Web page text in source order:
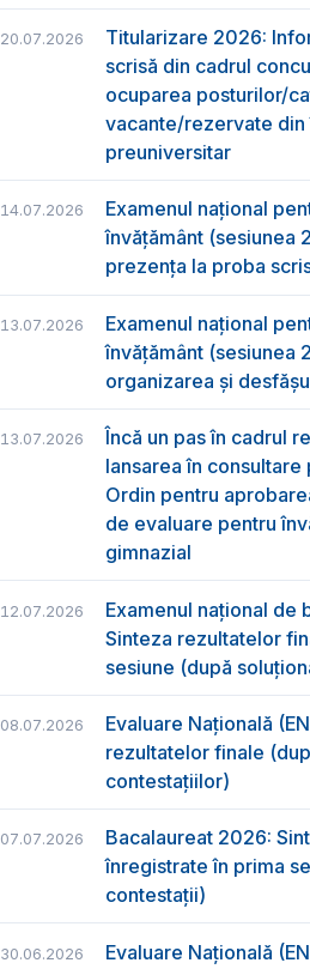
20.07.2026
Titularizare 2026:
scrisă din cadrul
ocuparea posturilor/
vacante/rezervate din
preuniversitar
14.07.2026
Examenul național
învățământ (sesiunea
prezența la proba
13.07.2026
Examenul național
învățământ (sesiunea
organizarea și
13.07.2026
Încă un pas în cadrul
lansarea în
Ordin pentru
de evaluare pentru
gimnazial
12.07.2026
Examenul național de
Sinteza rezultatelor
sesiune (după
08.07.2026
Evaluare Națională
rezultatelor finale
contestațiilor)
07.07.2026
Bacalaureat 2026:
înregistrate în prima
contestații)
30.06.2026
Evaluare Națională